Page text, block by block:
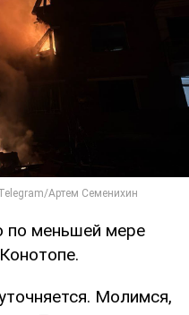
меньшей мере
Молимся,